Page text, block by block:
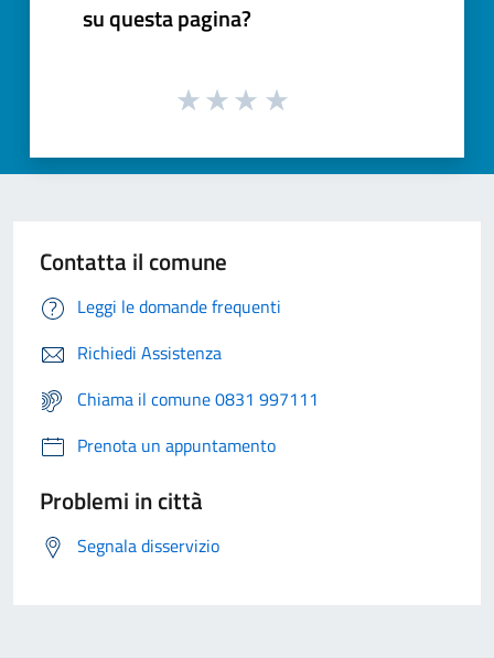
su questa pagina?
Contatta il comune
Leggi le domande frequenti
Richiedi Assistenza
Chiama il comune 0831 997111
Prenota un appuntamento
Problemi in città
Segnala disservizio